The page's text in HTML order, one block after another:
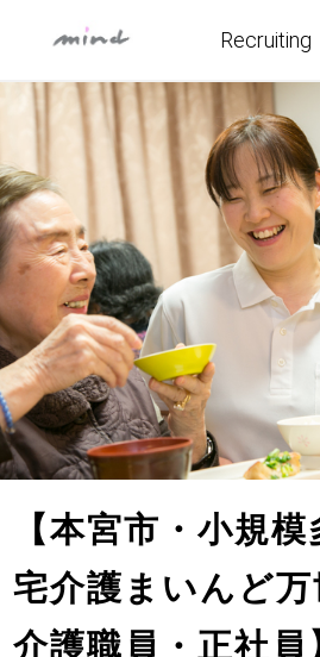
Recruiting
【本宮市・小規
宅介護まいんど万
介護職員・正社員